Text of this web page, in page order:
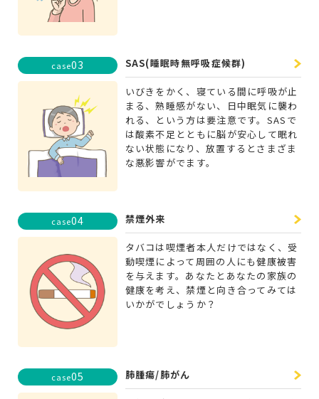
case03 SAS(睡眠時無呼吸症候群)
いびきをかく、寝ている間に呼吸が止
まる、熟睡感がない、日中眠気に襲わ
れる、という方は要注意です。SASで
は酸素不足とともに脳が安心して眠れ
ない状態になり、放置するとさまざま
な悪影響がでます。
case04 禁煙外来
タバコは喫煙者本人だけではなく、受
動喫煙によって周囲の人にも健康被害
を与えます。あなたとあなたの家族の
健康を考え、禁煙と向き合ってみては
いかがでしょうか？
case05 肺腫瘍/肺がん